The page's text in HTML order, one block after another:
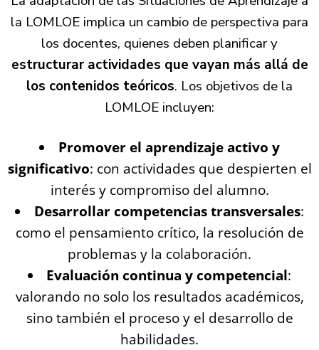
la LOMLOE implica un cambio de perspectiva para
los docentes, quienes deben planificar y
estructurar actividades que vayan más allá de
los contenidos teóricos. Los objetivos de la
LOMLOE incluyen:
Promover el aprendizaje activo y
significativo: con actividades que despierten el
interés y compromiso del alumno.
Desarrollar competencias transversales:
como el pensamiento crítico, la resolución de
problemas y la colaboración.
Evaluación continua y competencial:
valorando no solo los resultados académicos,
sino también el proceso y el desarrollo de
habilidades.